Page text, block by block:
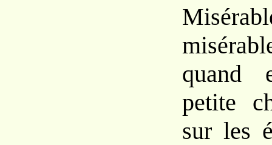
quand
petite
sur les